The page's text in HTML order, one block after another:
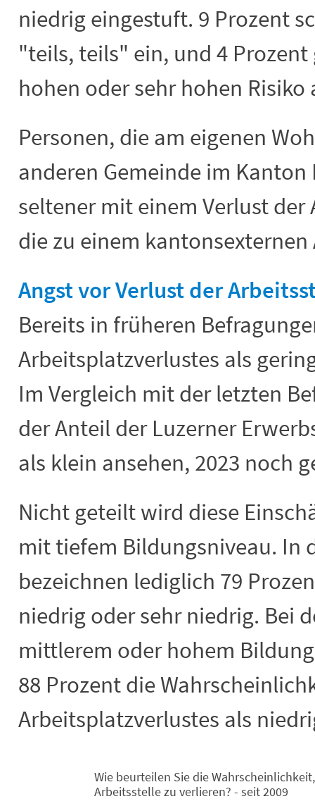
niedrig eingestuft. 9 Prozent
"teils, teils" ein, und 4
hohen oder sehr hohen Risiko
Personen, die am eigenen
anderen Gemeinde im
seltener mit einem Verlust der
die zu einem
Angst vor Verlust der
Bereits in früheren
Arbeitsplatzverlustes als
Im Vergleich mit der letzten
der Anteil der Luzerner
als klein ansehen, 2023 noch
Nicht geteilt wird diese
mit tiefem Bildungsniveau. In
bezeichnen lediglich 79
niedrig oder sehr niedrig. Bei
mittlerem oder hohem
88 Prozent die
Arbeitsplatzverlustes als
Wie beurteilen Sie die
Wie beurteilen Sie die
Arbeitsstelle zu verlieren? - seit 2009